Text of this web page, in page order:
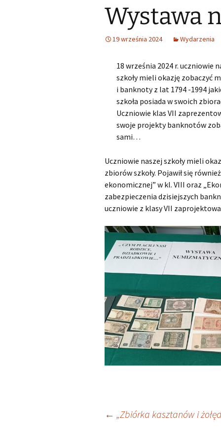
Samorząd
Losy
Śląski Klub Karate i Kick-
Boxingu z siedzibą w
Miejsko Gminna
Wykaz zawodów wiedzy,
sportowych, które mogą
być wymienione na
Rekrutacja do szkół
ponadpodstawowych
Informator szkoły średnie
Wybieram szkołę
Nabór szkoły
ponadpodstawowe
Wystawa
19 września 2024 Wydarzenia
18 września 2024 r. uczniowie
szkoły mieli okazję zobaczyć
i banknoty z lat 1794 -1994
szkoła posiada w swoich
Uczniowie klas VII
swoje projekty banknotów
sami…
Uczniowie naszej szkoły mieli
zbiorów szkoły. Pojawił się
ekonomicznej” w kl. VIII oraz
zabezpieczenia dzisiejszych
uczniowie z klasy VII
Nawigacja
← „Zbiórka kasztanów i